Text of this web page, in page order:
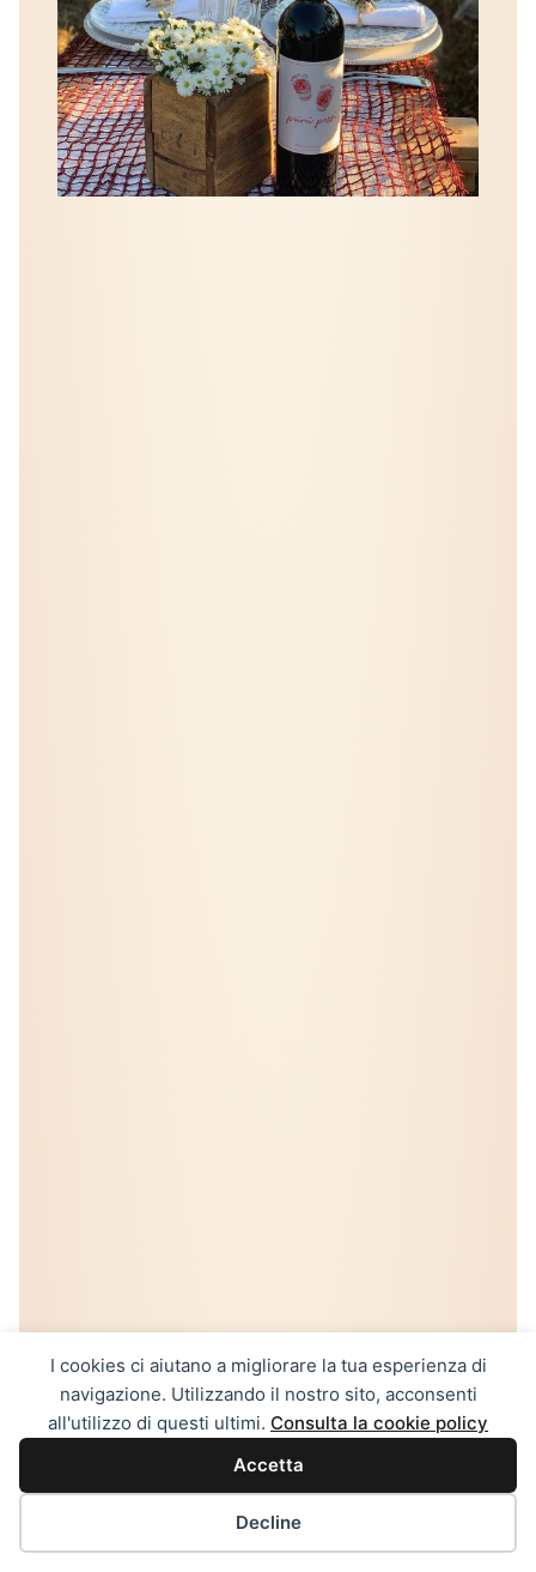
I cookies ci aiutano a migliorare la tua esperienza di
navigazione. Utilizzando il nostro sito, acconsenti
all'utilizzo di questi ultimi. Consulta la cookie policy
Accetta
Decline